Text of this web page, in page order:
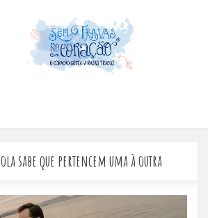
sabe que pertencem uma à outra